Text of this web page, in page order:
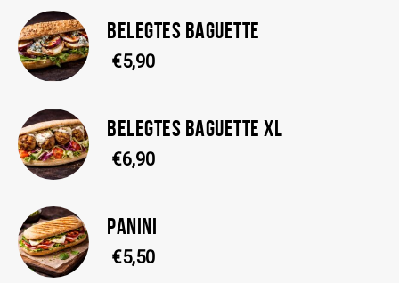
BELEGTES BAGUETTE
€5,90
BELEGTES BAGUETTE XL
€6,90
PANINI
€5,50